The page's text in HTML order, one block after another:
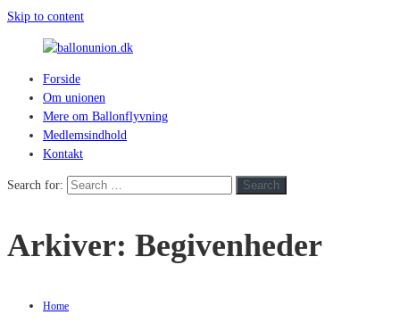
Skip to content
ballonunion.dk
hvad
blæser
Forside
Om unionen
Mere om Ballonflyvning
Medlemsindhold
Kontakt
Search for: Search
Arkiver: Begivenheder
Home